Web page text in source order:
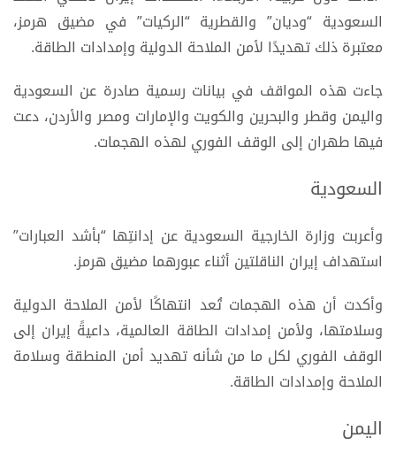
السعودية “وديان” والقطرية “الركيات” في مضيق هرمز،
معتبرة ذلك تهديدًا لأمن الملاحة الدولية وإمدادات الطاقة.
جاءت هذه المواقف في بيانات رسمية صادرة عن السعودية
واليمن وقطر والبحرين والكويت والإمارات ومصر والأردن، دعت
فيها طهران إلى الوقف الفوري لهذه الهجمات.
السعودية
وأعربت وزارة الخارجية السعودية عن إدانتِها “بأشد العبارات”
استهداف إيران الناقلتين أثناء عبورهما مضيق هرمز.
وأكدت أن هذه الهجمات تُعد انتهاكًا لأمن الملاحة الدولية
وسلامتها، ولأمن إمدادات الطاقة العالمية، داعيةً إيران إلى
الوقف الفوري لكل ما من شأنه تهديد أمن المنطقة وسلامة
الملاحة وإمدادات الطاقة.
اليمن